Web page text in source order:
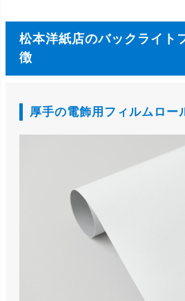
松本洋紙店のバックライト
徴
厚手の電飾用フィルムロー